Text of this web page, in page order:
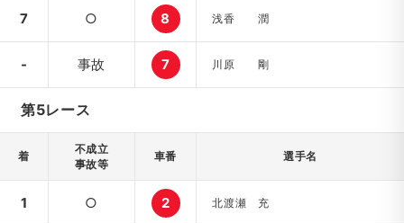
7 ○ 8 浅香 潤
- 事故 7 川原 剛
第5レース
着
不成立
事故等
車番 選手名
1 ○ 2 北渡瀬 充